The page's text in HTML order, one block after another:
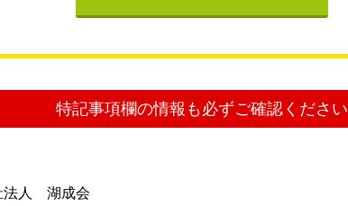
特記事項欄の情報も必ずご確認ください
法人 湖成会